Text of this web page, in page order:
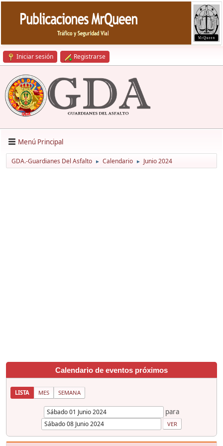
Iniciar sesión Registrarse
Menú Principal
GDA.-Guardianes Del Asfalto ► Calendario ► Junio 2024
Calendario de eventos próximos
LISTA MES SEMANA
para